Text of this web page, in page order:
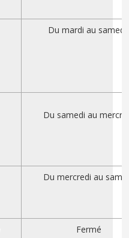
Du mardi au samedi
Du samedi au
Du mercredi au
Fermé